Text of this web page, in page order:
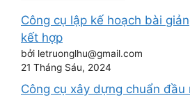
Công cụ lập kế hoạch bài
kết hợp
bởi letruonglhu@gmail.com
21 Tháng Sáu, 2024
Công cụ xây dựng chuẩn đầu